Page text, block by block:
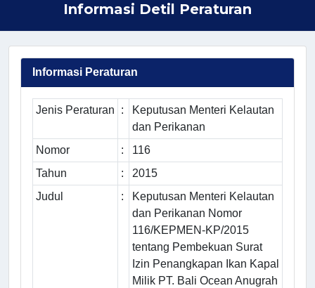
Informasi Detil Peraturan
Informasi Peraturan
Jenis Peraturan :
Keputusan Menteri Kelautan
dan Perikanan
Nomor
:
116
Tahun
:
2015
Judul
:
Keputusan Menteri Kelautan
dan Perikanan Nomor
116/KEPMEN-KP/2015
tentang Pembekuan Surat
Izin Penangkapan Ikan Kapal
Milik PT. Bali Ocean Anugrah